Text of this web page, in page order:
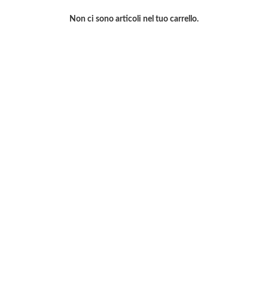
Non ci sono articoli nel tuo carrello.